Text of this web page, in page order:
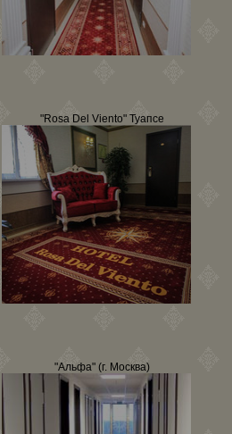
"Rosa Del Viento" Туапсе
"Альфа" (г. Москва)